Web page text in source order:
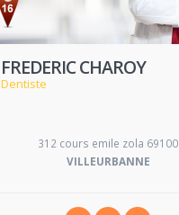
FREDERIC CHAROY
Dentiste
312 cours emile zola 69100
VILLEURBANNE